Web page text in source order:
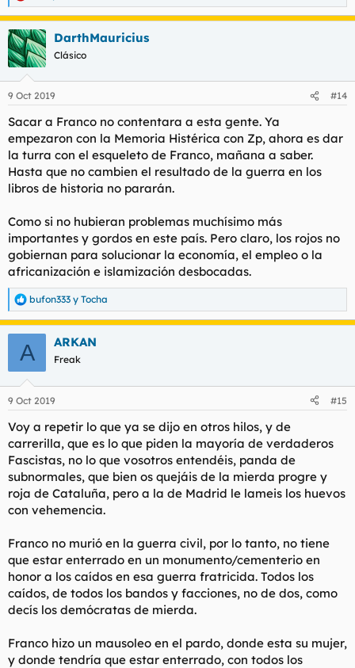
e
a
c
c
i
e
:
DarthMauricius
Clásico
9 Oct 2019 #14
Sacar a Franco no contentara a esta gente. Ya
empezaron con la Memoria Histérica con Zp, ahora es dar
la turra con el esqueleto de Franco, mañana a saber.
Hasta que no cambien el resultado de la guerra en los
libros de historia no pararán.
Como si no hubieran problemas muchísimo más
importantes y gordos en este país. Pero claro, los rojos no
gobiernan para solucionar la economía, el empleo o la
africanización e islamización desbocadas.
R
e
a
e
:
bufon333 y Tocha
A ARKAN
Freak
9 Oct 2019 #15
Voy a repetir lo que ya se dijo en otros hilos, y de
carrerilla, que es lo que piden la mayoría de verdaderos
Fascistas, no lo que vosotros entendéis, panda de
subnormales, que bien os quejáis de la mierda progre y
roja de Cataluña, pero a la de Madrid le lameis los huevos
con vehemencia.
Franco no murió en la guerra civil, por lo tanto, no tiene
que estar enterrado en un monumento/cementerio en
honor a los caídos en esa guerra fratricida. Todos los
caídos, de todos los bandos y facciones, no de dos, como
decís los demócratas de mierda.
Franco hizo un mausoleo en el pardo, donde esta su mujer,
y donde tendría que estar enterrado, con todos los